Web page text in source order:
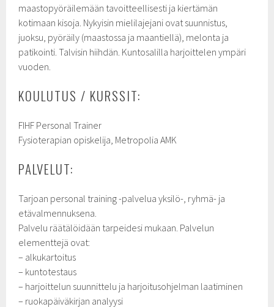
maastopyöräilemään tavoitteellisesti ja kiertämän
kotimaan kisoja. Nykyisin mielilajejani ovat suunnistus,
juoksu, pyöräily (maastossa ja maantiellä), melonta ja
patikointi. Talvisin hiihdän. Kuntosalilla harjoittelen ympäri
vuoden.
KOULUTUS / KURSSIT:
FIHF Personal Trainer
Fysioterapian opiskelija, Metropolia AMK
PALVELUT:
Tarjoan personal training -palvelua yksilö-, ryhmä- ja
etävalmennuksena.
Palvelu räätälöidään tarpeidesi mukaan. Palvelun
elementtejä ovat:
– alkukartoitus
– kuntotestaus
– harjoittelun suunnittelu ja harjoitusohjelman laatiminen
– ruokapäiväkirjan analyysi